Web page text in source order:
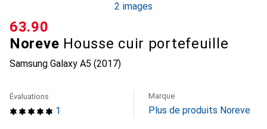
2 images
Noreve Housse cuir portefeuille
Samsung Galaxy A5 (2017)
CHF
63.90
1
Évaluations Marque
Plus de produits Noreve